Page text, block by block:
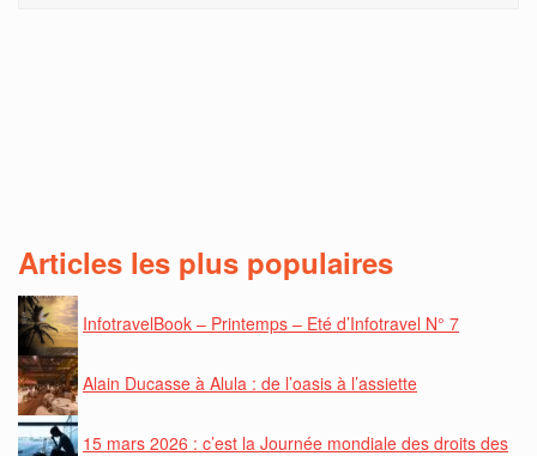
Articles les plus populaires
InfotravelBook – Printemps – Eté d’Infotravel N° 7
Alain Ducasse à Alula : de l’oasis à l’assiette
15 mars 2026 : c’est la Journée mondiale des droits des